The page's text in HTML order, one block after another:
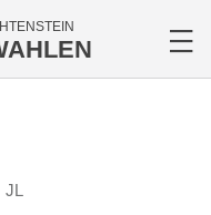
JL